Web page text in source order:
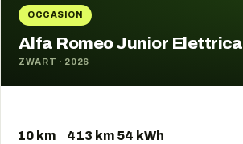
OCCASION
Alfa Romeo Junior Elettrica
ZWART · 2026
10 km 413 km 54 kWh